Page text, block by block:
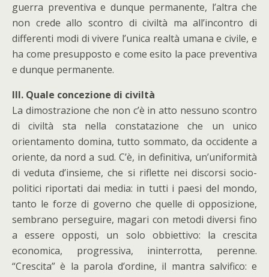
guerra preventiva e dunque permanente, l’altra che
non crede allo scontro di civiltà ma all’incontro di
differenti modi di vivere l’unica realtà umana e civile, e
ha come presupposto e come esito la pace preventiva
e dunque permanente.
III. Quale concezione di civiltà
La dimostrazione che non c’è in atto nessuno scontro
di civiltà sta nella constatazione che un unico
orientamento domina, tutto sommato, da occidente a
oriente, da nord a sud. C’è, in definitiva, un’uniformità
di veduta d’insieme, che si riflette nei discorsi socio-
politici riportati dai media: in tutti i paesi del mondo,
tanto le forze di governo che quelle di opposizione,
sembrano perseguire, magari con metodi diversi fino
a essere opposti, un solo obbiettivo: la crescita
economica, progressiva, ininterrotta, perenne.
“Crescita” è la parola d’ordine, il mantra salvifico: e